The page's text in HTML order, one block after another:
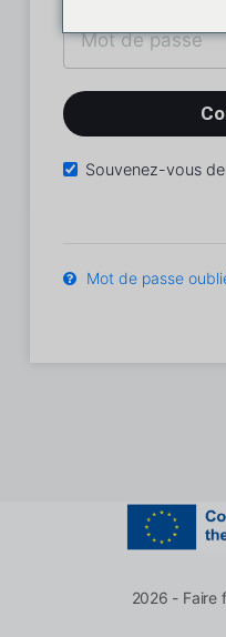
Souvenez-vous
Mot de passe
2026 - Faire